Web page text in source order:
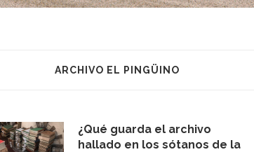
ARCHIVO EL PINGÜINO
¿Qué guarda el archivo
hallado en los sótanos de la